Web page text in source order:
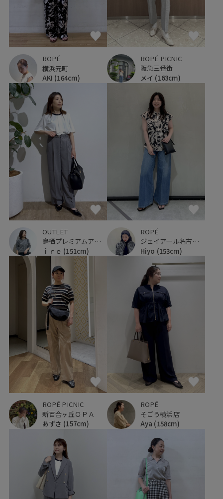
ROPÉ
横浜元町
AKI (164cm)
ROPÉ PICNIC
阪急三番街
メイ (163cm)
OUTLET
鳥栖プレミアムアウトレット
ｉｒｅ (151cm)
ROPÉ
ジェイアール名古屋タカシマヤ
Hiyo (153cm)
ROPÉ PICNIC
新百合ヶ丘ＯＰＡ
あずさ (157cm)
ROPÉ
そごう横浜店
Aya (158cm)